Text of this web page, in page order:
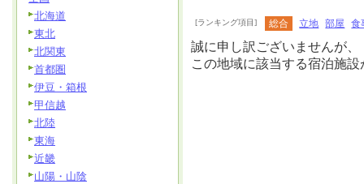
[ランキング項目] 総合 立地 部屋 食
誠に申し訳ございませんが、
この地域に該当する宿泊施
北海道
東北
北関東
首都圏
伊豆・箱根
甲信越
北陸
東海
近畿
山陽・山陰